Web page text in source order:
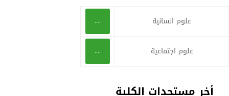
أخر مستجدات الكلية
علوم انسانية ....
علوم اجتماعية ....